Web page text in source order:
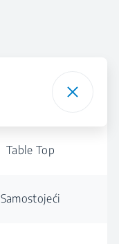
Table Top
Samostojeći